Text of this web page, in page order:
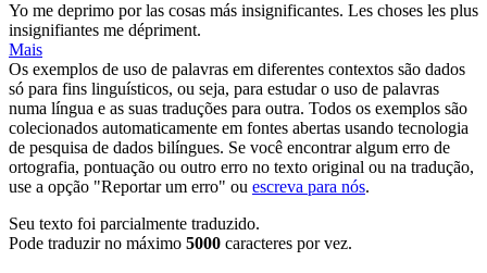
Yo me deprimo por las cosas más insignificantes. Les choses les plus
insignifiantes me dépriment.
Mais
Os exemplos de uso de palavras em diferentes contextos são dados
só para fins linguísticos, ou seja, para estudar o uso de palavras
numa língua e as suas traduções para outra. Todos os exemplos são
colecionados automaticamente em fontes abertas usando tecnologia
de pesquisa de dados bilíngues. Se você encontrar algum erro de
ortografia, pontuação ou outro erro no texto original ou na tradução,
use a opção "Reportar um erro" ou escreva para nós.
Seu texto foi parcialmente traduzido.
Pode traduzir no máximo 5000 caracteres por vez.